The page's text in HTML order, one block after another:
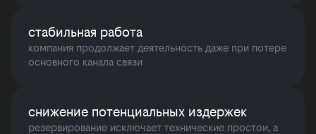
стабильная работа
компания продолжает деятельность даже при потере
основного канала связи
снижение потенциальных издержек
резервирование исключает технические простои, а